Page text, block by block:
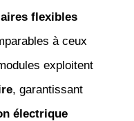
flexibles
à ceux
exploitent
, garantissant
électrique